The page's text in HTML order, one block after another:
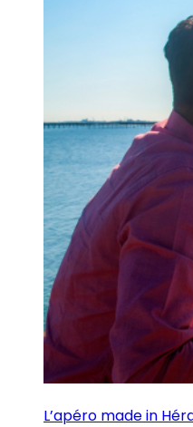
L’apéro made in